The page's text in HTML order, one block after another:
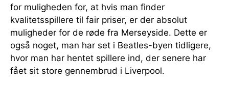
for muligheden for, at hvis man finder
kvalitetsspillere til fair priser, er der absolut
muligheder for de røde fra Merseyside. Dette er
også noget, man har set i Beatles-byen tidligere,
hvor man har hentet spillere ind, der senere har
fået sit store gennembrud i Liverpool.